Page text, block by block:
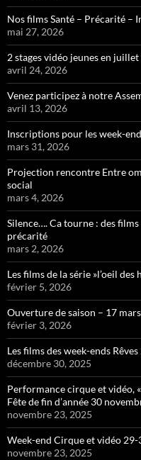
Nos films Santé – Précarité –
mai 27, 2026
2 stages vidéo jeunes en juillet
avril 24, 2026
Venez participez à notre
avril 13, 2026
Inscriptions pour les week-
mars 31, 2026
Projection rencontre Entre
social
mars 4, 2026
Silence…. Ca tourne : des
précarité
mars 2, 2026
Les films de la série »l’oeil des
février 5, 2026
Ouverture de saison – 17
février 3, 2026
Les films des week-ends
décembre 30, 2025
Performance cirque et vidéo,
Fête de fin d’année 30
novembre 23, 2025
Week-end Cirque et vidéo
novembre 23, 2025